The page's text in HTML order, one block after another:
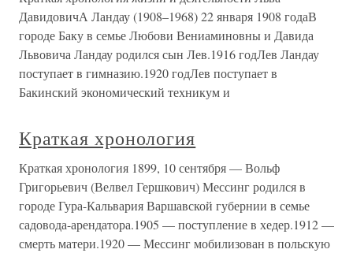
ДавидовичА Ландау (1908–1968) 22 января 1908 годаВ
городе Баку в семье Любови Вениаминовны и Давида
Львовича Ландау родился сын Лев.1916 годЛев Ландау
поступает в гимназию.1920 годЛев поступает в
Бакинский экономический техникум и
Краткая хронология
Краткая хронология 1899, 10 сентября — Вольф
Григорьевич (Велвел Гершкович) Мессинг родился в
городе Гура-Кальвария Варшавской губернии в семье
садовода-арендатора.1905 — поступление в хедер.1912 —
смерть матери.1920 — Мессинг мобилизован в польскую